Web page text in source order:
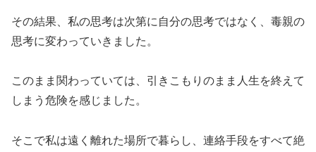
その結果、私の思考は次第に自分の思考ではなく、毒親の
思考に変わっていきました。
このまま関わっていては、引きこもりのまま人生を終えて
しまう危険を感じました。
そこで私は遠く離れた場所で暮らし、連絡手段をすべて絶